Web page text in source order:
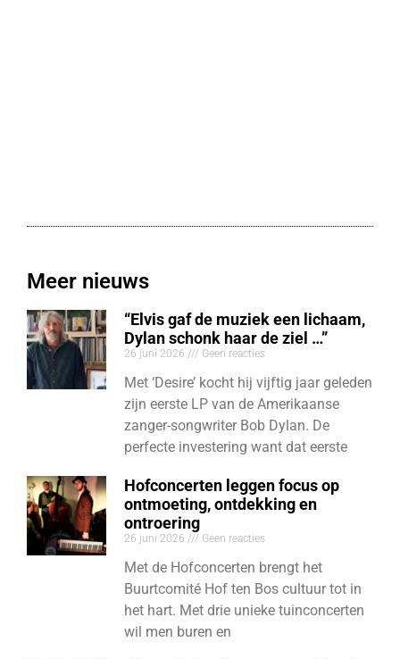
Meer nieuws
“Elvis gaf de muziek een lichaam,
Dylan schonk haar de ziel …”
26 juni 2026 Geen reacties
Met ‘Desire’ kocht hij vijftig jaar geleden
zijn eerste LP van de Amerikaanse
zanger-songwriter Bob Dylan. De
perfecte investering want dat eerste
Hofconcerten leggen focus op
ontmoeting, ontdekking en
ontroering
26 juni 2026 Geen reacties
Met de Hofconcerten brengt het
Buurtcomité Hof ten Bos cultuur tot in
het hart. Met drie unieke tuinconcerten
wil men buren en